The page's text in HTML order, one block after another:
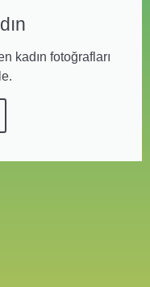
kadın fotoğrafları